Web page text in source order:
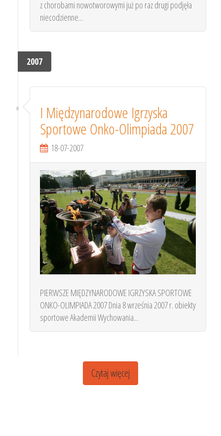
z chorobami nowotworowymi już po raz drugi podjęła
niecodzienne...
2007
I Międzynarodowe Igrzyska
Sportowe Onko-Olimpiada 2007
18-07-2007
PIERWSZE MIĘDZYNARODOWE IGRZYSKA SPORTOWE
ONKO-OLIMPIADA 2007 Dnia 8 września 2007 r. obiekty
sportowe Akademii Wychowania...
Czytaj więcej